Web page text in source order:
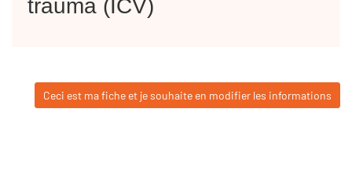
trauma (ICV)
Ceci est ma fiche et je souhaite en modifier les informations